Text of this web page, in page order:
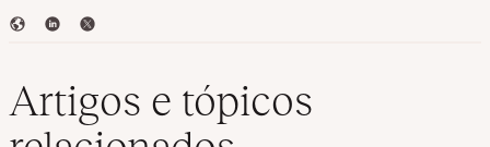
S
L
e
d
T
t
e
Artigos e tópicos